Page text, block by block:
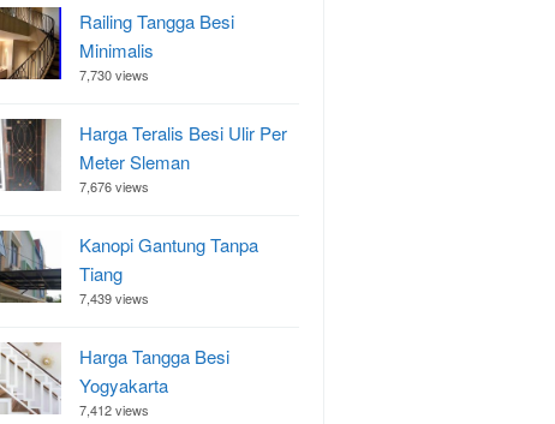
Railing Tangga Besi
Minimalis
7,730 views
Harga Teralis Besi Ulir Per
Meter Sleman
7,676 views
Kanopi Gantung Tanpa
Tiang
7,439 views
Harga Tangga Besi
Yogyakarta
7,412 views